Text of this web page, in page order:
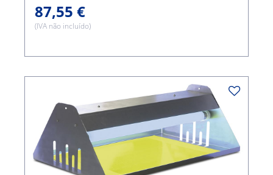
87,55 €
(IVA não incluído)